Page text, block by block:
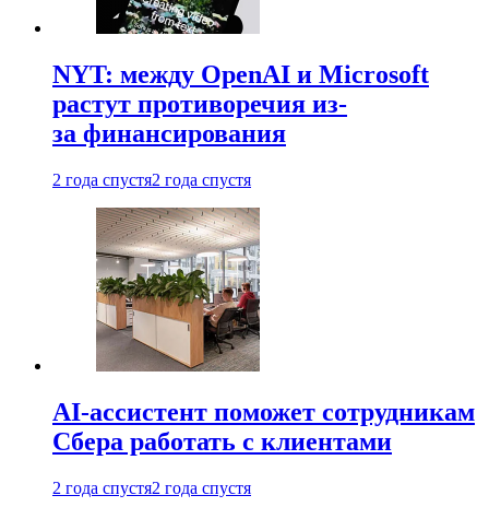
NYT: между OpenAI и Microsoft
растут противоречия из-
за финансирования
2 года спустя2 года спустя
AI-ассистент поможет сотрудникам
Сбера работать с клиентами
2 года спустя2 года спустя